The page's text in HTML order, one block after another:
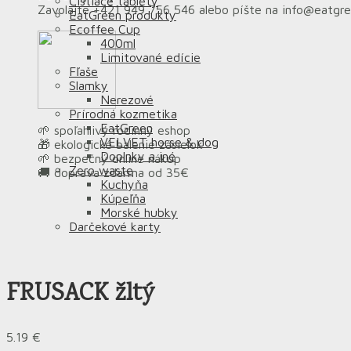
Zavolajte +421 949 756 546 alebo píšte na
🌱 spoľahlivý rodinný eshop
🎁 ekologické balenie zásielok
🌱 bezpečný online nákup
🚚 doprava zdarma od 35€
EatGreen produkty
Ecoffee Cup
400ml
Limitované edície
Fľaše
Slamky
Nerezové
Prírodná kozmetika
EatGreen
VELVET horse & dog
Doplnky a iné
Zero waste
Kuchyňa
Kúpeľňa
Morské hubky
Darčekové karty
FRUSACK žltý
5.19 €